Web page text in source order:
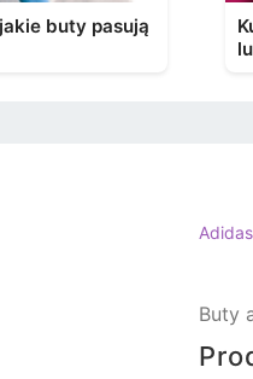
buty pasują
Adidas
Buty